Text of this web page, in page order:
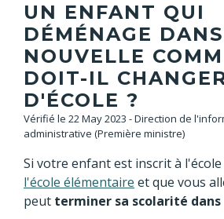
UN ENFANT QUI
DÉMÉNAGE
NOUVELLE
DOIT-IL
D'ÉCOLE ?
Vérifié le 22 May 2023 - Direction de
administrative (Première ministre)
Si votre enfant est inscrit à
l'école élémentaire et que vous
peut terminer sa scolarité dans